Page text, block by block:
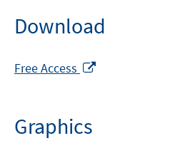
Download
Free Access
Graphics